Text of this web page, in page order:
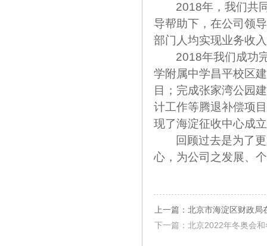
2018年，我们共
导帮助下，在公司领
部门人均实现业务收
2018年我们成功
学附属中学昌平校区
目；完成张家湾公园
计工作等腾退补偿项
现了海淀征收中心成
回顾过去是为了
心，为公司之发展、
上一篇：北京市海淀区财政
下一篇：北京2022年冬奥会